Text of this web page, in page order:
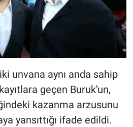
unvana aynı anda sahip
geçen Buruk'un,
kazanma arzusunu
yansıttığı ifade edildi.